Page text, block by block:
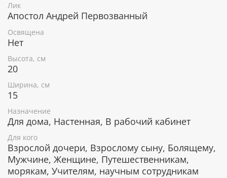
В чем помогает икона Святой апостол
Андрей Первозванный
Покровитель моряков, морского флота.
переводчиков.
Резной киот из мореного ясеня
Благодаря киоту со стеклом и мягкой подложкой
икону можно не только поставить, но и повесить на
Лик
Апостол Андрей Первозванный
Освящена
Нет
Высота, см
20
Ширина, см
15
Назначение
Для дома, Настенная, В рабочий кабинет
Для кого
Взрослой дочери, Взрослому сыну, Болящему,
Мужчине, Женщине, Путешественникам,
морякам, Учителям, научным сотрудникам